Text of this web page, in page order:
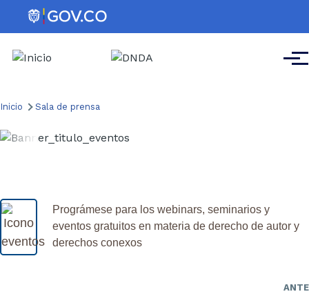
Pasar al contenido principal
Ruta
de
navegación
Inicio Sala de prensa
Eventos
Prográmese para los webinars, seminarios y
eventos gratuitos en materia de derecho de autor y
derechos conexos